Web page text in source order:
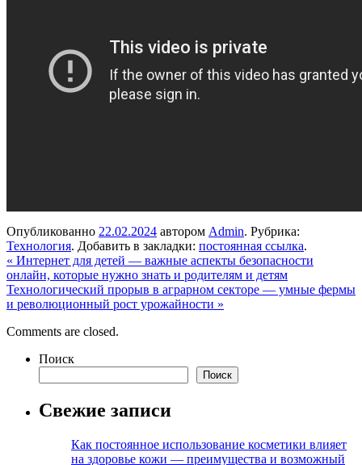
Опубликованно 22.02.2024 автором Admin. Рубрика:
Технология. Добавить в закладки: постоянная ссылка.
« Интернет для детей — важные аспекты безопасности
онлайн, которые нужно знать и родителям и детям
Технологический прорыв в аграрном секторе — умные фермы
и революционный рост урожайности »
Comments are closed.
Поиск
Поиск
Свежие записи
Как постоянное использование косметики влияет
на здоровье кожи — преимущества и возможный